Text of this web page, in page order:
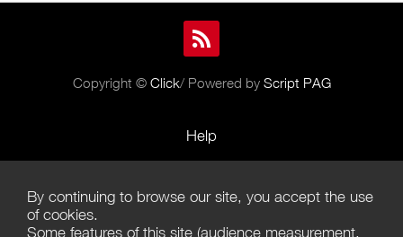
Copyright © Click/ Powered by Script PAG
Help
Terms of Use
By continuing to browse our site, you accept the use
of cookies.
Some features of this site (audience measurement,